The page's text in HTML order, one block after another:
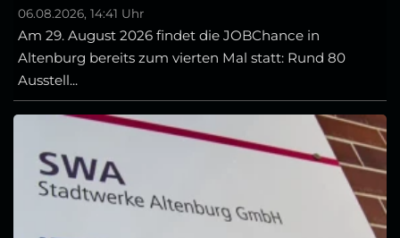
06.08.2026, 14:41 Uhr
Am 29. August 2026 findet die JOBChance in
Altenburg bereits zum vierten Mal statt: Rund 80
Ausstell...